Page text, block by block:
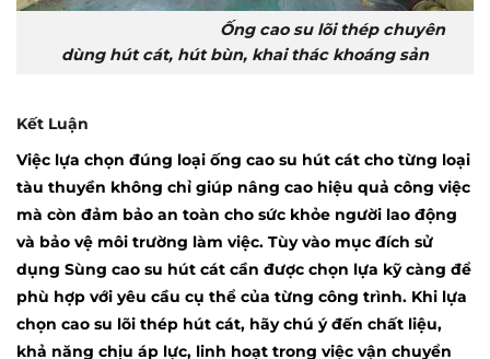
Ống cao su lõi thép chuyên
dùng hút cát, hút bùn, khai thác khoáng sản
Kết Luận
Việc lựa chọn đúng loại ống cao su hút cát cho từng loại
tàu thuyền không chỉ giúp nâng cao hiệu quả công việc
mà còn đảm bảo an toàn cho sức khỏe người lao động
và bảo vệ môi trường làm việc. Tùy vào mục đích sử
dụng Sùng cao su hút cát cần được chọn lựa kỹ càng để
phù hợp với yêu cầu cụ thể của từng công trình. Khi lựa
chọn cao su lõi thép hút cát, hãy chú ý đến chất liệu,
khả năng chịu áp lực, linh hoạt trong việc vận chuyển